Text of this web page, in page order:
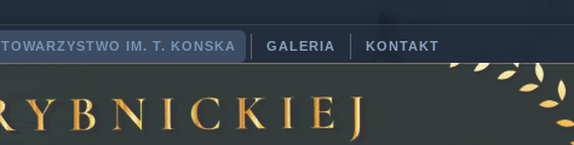
TOWARZYSTWO IM. T. KONSKA GALERIA KONTAKT